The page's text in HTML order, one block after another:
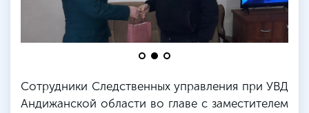
Сотрудники Следственных управления при УВД
Андижанской области во главе с заместителем